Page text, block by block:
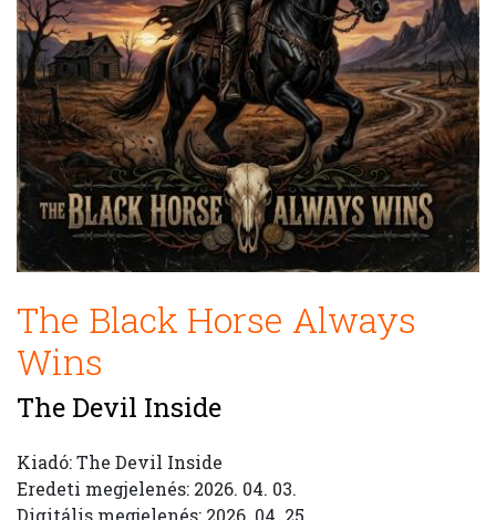
The Black Horse Always
Wins
The Devil Inside
Kiadó: The Devil Inside
Eredeti megjelenés: 2026. 04. 03.
Digitális megjelenés: 2026. 04. 25.